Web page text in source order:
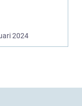
2024